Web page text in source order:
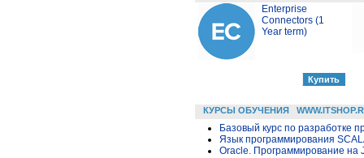
Enterprise
Connectors (1
Year term)
КУРСЫ ОБУЧЕНИЯ
Базовый курс по разработке
Язык программирования
Oracle. Программирование на